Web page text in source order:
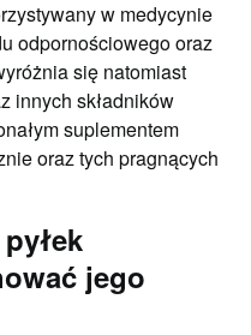
w medycynie
odpornościowego oraz
się natomiast
innych składników
suplementem
oraz tych pragnących
jego